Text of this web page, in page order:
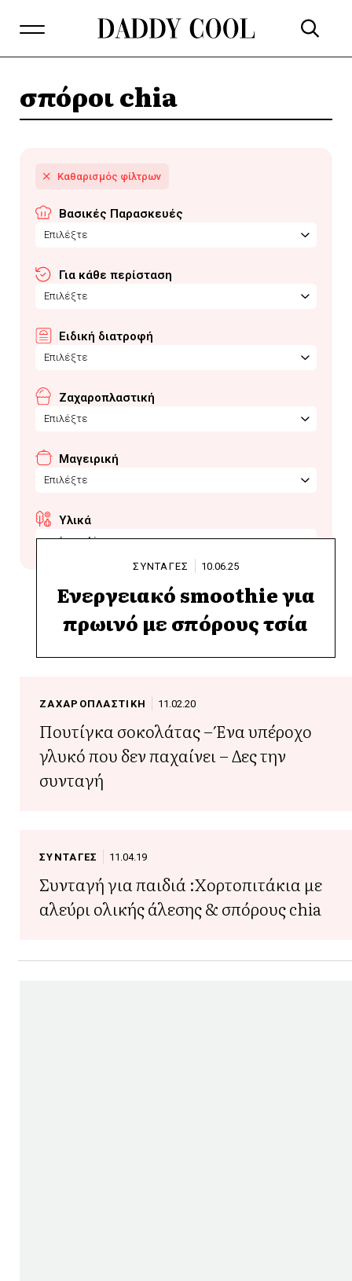
σπόροι chia
Βασικές Παρασκευές
Επιλέξτε
Για κάθε περίσταση
Επιλέξτε
Ειδική διατροφή
Επιλέξτε
Ζαχαροπλαστική
Επιλέξτε
Μαγειρική
Επιλέξτε
Υλικά
σπόροι chia
ΣΥΝΤΑΓΕΣ 10.06.25
Ενεργειακό smoothie για
πρωινό με σπόρους τσία
ΖΑΧΑΡΟΠΛΑΣΤΙΚΗ 11.02.20
Πουτίγκα σοκολάτας – Ένα υπέροχο
γλυκό που δεν παχαίνει – Δες την
συνταγή
ΣΥΝΤΑΓΕΣ 11.04.19
Συνταγή για παιδιά :Χορτοπιτάκια με
αλεύρι ολικής άλεσης & σπόρους chia